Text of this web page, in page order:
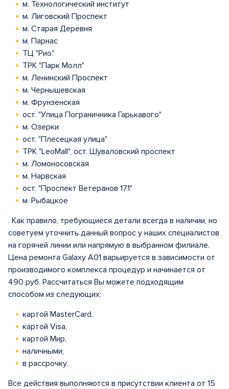
м. Технологический институт
м. Лиговский Проспект
м. Старая Деревня
м. Парнас
ТЦ "Рио"
ТРК "Парк Молл"
м. Ленинский Проспект
м. Чернышевская
м. Фрунзенская
ост. "Улица Пограничника Гарькавого"
м. Озерки
ост. "Плесецкая улица"
ТРК "LeoMall", ост. Шуваловский проспект
м. Ломоносовская
м. Нарвская
ост. "Проспект Ветеранов 171"
м. Рыбацкое
. Как правило, требующиеся детали всегда в наличии, но
советуем уточнить данный вопрос у наших специалистов
на горячей линии или напрямую в выбранном филиале.
Цена ремонта Galaxy A01 варьируется в зависимости от
производимого комплекса процедур и начинается от
490 руб. Рассчитаться Вы можете подходящим
способом из следующих:
картой MasterCard,
картой Visa,
картой Мир,
наличными,
в рассрочку.
Все действия выполняются в присутствии клиента от 15